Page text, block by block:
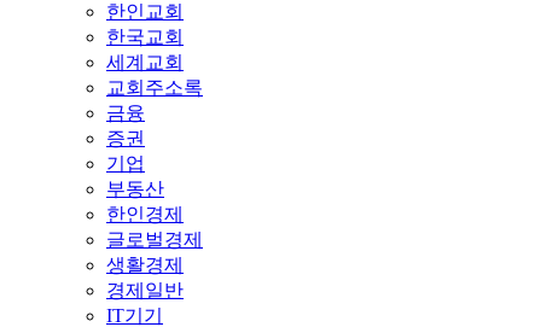
한인교회
한국교회
세계교회
교회주소록
금융
증권
기업
부동산
한인경제
글로벌경제
생활경제
경제일반
IT기기